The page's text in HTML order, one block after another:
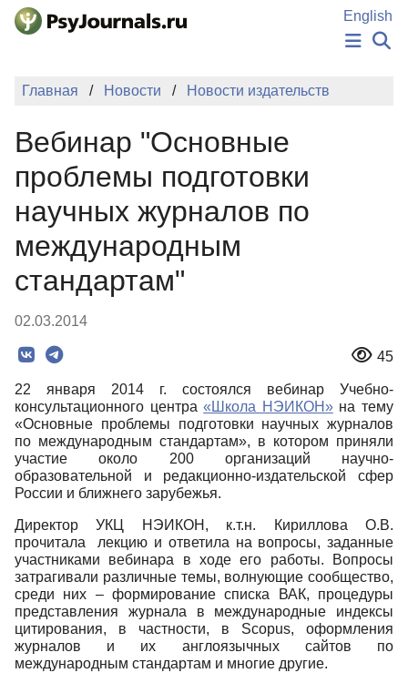
Перейти к основному содержанию
English
НОВОСТИ
ПОДАТЬ РУКОПИСЬ
КЛЮЧЕВЫЕ СЛОВА
Регистрация
Вход
Главная Новости Новости издательств
Вебинар "Основные
проблемы подготовки
научных журналов по
международным
стандартам"
02.03.2014
45
22 января 2014 г. состоялся вебинар Учебно-
консультационного центра«Школа НЭИКОН»на тему
«Основные проблемы подготовки научных журналов
по международным стандартам», в котором приняли
участие около 200 организаций научно-
образовательной и редакционно-издательской сфер
России и ближнего зарубежья.
Директор УКЦ НЭИКОН, к.т.н. Кириллова О.В.
прочитала лекцию и ответила на вопросы, заданные
участниками вебинара в ходе его работы. Вопросы
затрагивали различные темы, волнующие сообщество,
среди них – формирование списка ВАК, процедуры
представления журнала в международные индексы
цитирования, в частности, в Scopus, оформления
журналов и их англоязычных сайтов по
международным стандартам и многие другие.